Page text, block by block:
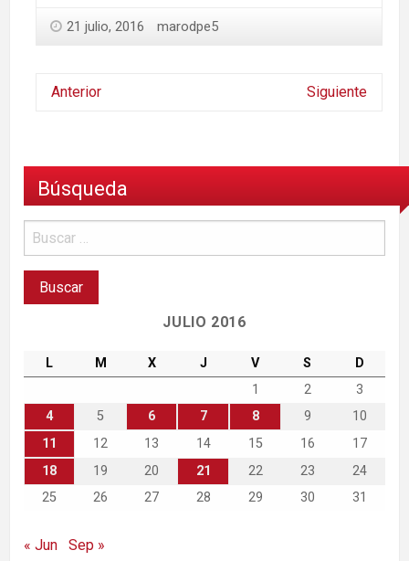
21 julio, 2016 marodpe5
Anterior Siguiente
Búsqueda
JULIO 2016
L M X J V S
D
1
2
3
4
5 6 7 8 9
10
11
12 13 14 15 16
17
18
19 20 21 22 23
24
25
26 27 28 29 30 31
« Jun Sep »